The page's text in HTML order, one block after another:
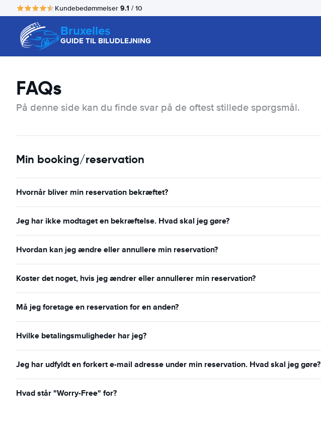
Kundebedømmelser 9.1 / 10
Bruxelles
GUIDE TIL BILUDLEJNING
FAQs
På denne side kan du finde svar på de oftest stillede spørgsmål.
Min booking/reservation
Hvornår bliver min reservation bekræftet?
Jeg har ikke modtaget en bekræftelse. Hvad skal jeg gøre?
Hvordan kan jeg ændre eller annullere min reservation?
Koster det noget, hvis jeg ændrer eller annullerer min reservation?
Må jeg foretage en reservation for en anden?
Hvilke betalingsmuligheder har jeg?
Jeg har udfyldt en forkert e-mail adresse under min reservation. Hvad skal jeg gøre?
Hvad står "Worry-Free" for?